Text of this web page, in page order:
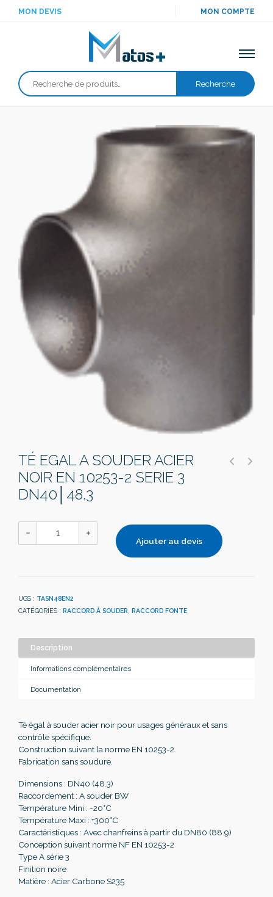
MON DEVIS MON COMPTE
Recherche
Recherche
TÉ EGAL A SOUDER ACIER
NOIR EN 10253-2 SERIE 3
DN40│48.3
Ajouter au devis
UGS : TASN48EN2
CATÉGORIES : RACCORD À SOUDER RACCORD FONTE
Description
Informations complémentaires
Documentation
Té égal à souder acier noir pour usages généraux et sans
contrôle spécifique.
Construction suivant la norme EN 10253-2.
Fabrication sans soudure.
Dimensions : DN40 (48.3)
Raccordement : A souder BW
Température Mini : -20°C
Température Maxi : +300°C
Caractéristiques : Avec chanfreins à partir du DN80 (88.9)
Conception suivant norme NF EN 10253-2
Type A série 3
Finition noire
Matière : Acier Carbone S235